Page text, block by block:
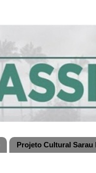
Projeto Cultural